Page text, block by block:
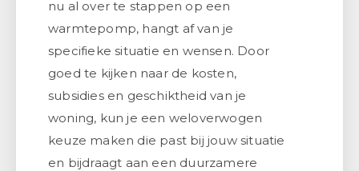
nu al over te stappen op een
warmtepomp, hangt af van je
specifieke situatie en wensen. Door
goed te kijken naar de kosten,
subsidies en geschiktheid van je
woning, kun je een weloverwogen
keuze maken die past bij jouw situatie
en bijdraagt aan een duurzamere